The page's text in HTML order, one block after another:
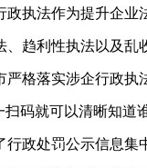
法作为提升企业
、趋利性执法以及
落实涉企行政执
码就可以清晰知
处罚公示信息集